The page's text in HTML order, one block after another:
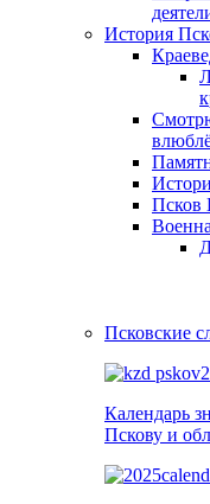
История
Псков
Псковские
Календарь
Пскову и